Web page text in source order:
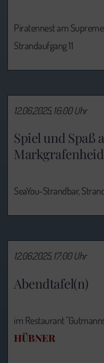
Piratennest am
Strandaufgang 11
Spiel und Spaß
12.06.2025, 16:00 Uhr
SeaYou-Strandbar,
Abendtafel(n)
12.06.2025, 17:00 Uhr
im Restaurant
HÜBNER